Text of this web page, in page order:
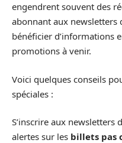
engendrent souvent des
abonnant aux newsletters
bénéficier d’informations
promotions à venir.
Voici quelques conseils
spéciales :
S’inscrire aux newsletters
alertes sur les billets pas